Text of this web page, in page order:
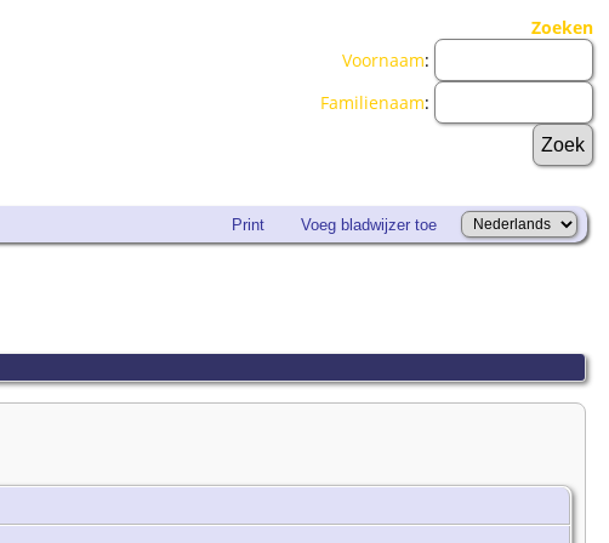
Zoeken
Voornaam:
Familienaam:
Print Voeg bladwijzer toe